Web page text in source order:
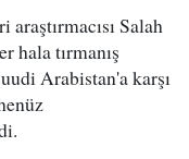
Salah
hala tırmanış
Arabistan'a karşı